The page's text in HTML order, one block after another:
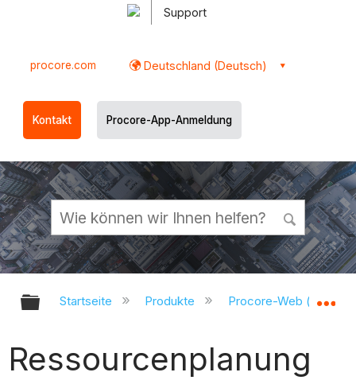
Support
procore.com Deutschland (Deutsch)
Kontakt Procore-App-Anmeldung
Globale Hierarchie auf- und
Startseite Produkte Procore-Web
Ressourcenplanung